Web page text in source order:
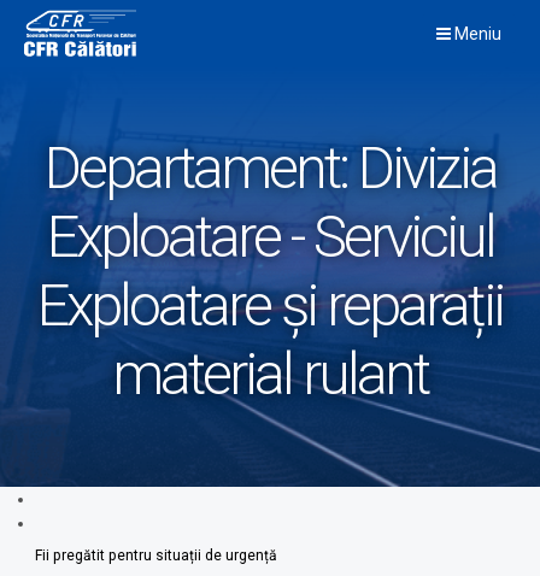
content
Meniu
Departament:Divizia
Exploatare - Serviciul
Exploatare și reparații
material rulant
Fii pregătit pentru situații de urgență